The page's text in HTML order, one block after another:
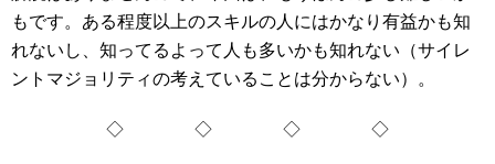
もです。ある程度以上のスキルの人にはかなり有益かも知
れないし、知ってるよって人も多いかも知れない（サイレ
ントマジョリティの考えていることは分からない）。
◇ ◇ ◇ ◇